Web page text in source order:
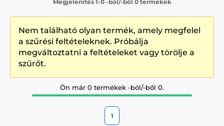
Megjelenítés 1-0 -ból/-ből 0 termékek
Nem található olyan termék, amely megfelel
a szűrési feltételeknek. Próbálja
megváltoztatni a feltételeket vagy törölje a
szűrőt.
Ön már 0 termékek -ból/-ből 0.
1